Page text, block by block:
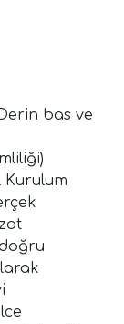
bas ve
Kurulum